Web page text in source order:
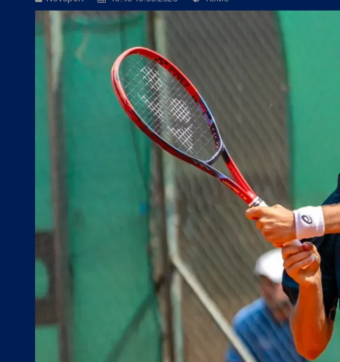
БГ Футбол:Контузиите променят